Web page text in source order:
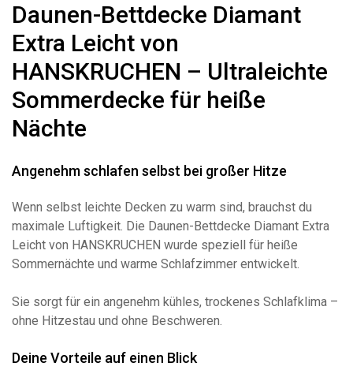
Daunen-Bettdecke Diamant
Extra Leicht von
HANSKRUCHEN – Ultraleichte
Sommerdecke für heiße
Nächte
Angenehm schlafen selbst bei großer Hitze
Wenn selbst leichte Decken zu warm sind, brauchst du
maximale Luftigkeit. Die Daunen-Bettdecke Diamant Extra
Leicht von HANSKRUCHEN wurde speziell für heiße
Sommernächte und warme Schlafzimmer entwickelt.
Sie sorgt für ein angenehm kühles, trockenes Schlafklima –
ohne Hitzestau und ohne Beschweren.
Deine Vorteile auf einen Blick